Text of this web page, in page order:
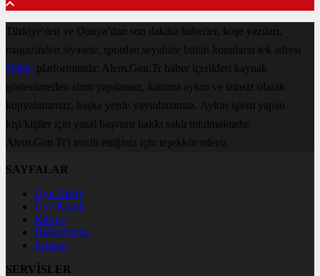
Türkiye'den ve Dünya’dan son dakika haberler, köşe yazıları,
magazinden siyasete, spordan seyahate bütün konuların tek adresi
Haberplatformunda; Alem.Gen.Tr haber içerikleri kaynak
gösterilmeden alıntı yapılamaz, kanuna aykırı ve izinsiz olarak
kopyalanamaz, başka yerde yayınlanamaz. Aykırı işlem yapan
kişi/kişiler için yasal başvuru hakkı saklı tutulmaktadır.
Alem.Gen.Tr'i tercih ettiğiniz için teşekkür ederiz.
SAYFALAR
Üye Girişi
Üye Kaydı
Künye
Hakkımızda
İletişim
SERVİSLER